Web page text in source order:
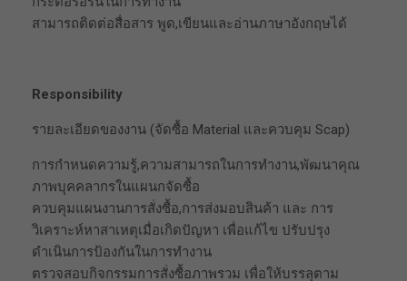
สามารถติดต่อสื่อสาร พูด,เขียนและอ่านภาษาอังกฤษได้
Responsibility
รายละเอียดของงาน (จัดซื้อ Material และควบคุม Scap)
การกำหนดความรู้,ความสามารถในการทำงาน,พัฒนาคุณ
ภาพบุคคลากรในแผนกจัดซื้อ
ควบคุมแผนงานการสั่งซื้อ,การส่งมอบสินค้า และ การ
วิเคราะห์หาสาเหตุเมื่อเกิดปัญหา เพื่อแก้ไข ปรับปรุง
ดำเนินการป้องกันในการทำงาน
ตรวจสอบกิจกรรมการสั่งซื้อภาพรวม เพื่อให้บรรลุตาม